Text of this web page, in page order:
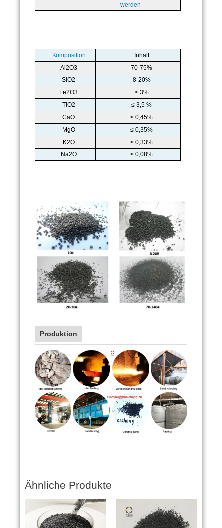
werden
Komposition
Inhalt
Al2O3
70-75%
SiO2
8-20%
Fe2O3
≤ 3%
TiO2
≤ 3,5 %
CaO
≤ 0,45%
MgO
≤ 0,35%
K2O
≤ 0,33%
Na2O
≤ 0,08%
Produktion
Ähnliche Produkte